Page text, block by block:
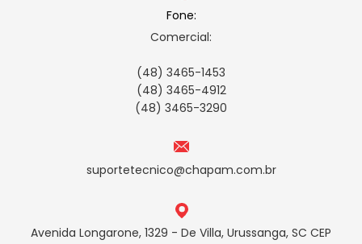
Fone:
Comercial:
(48) 3465-1453
(48) 3465-4912
(48) 3465-3290
suportetecnico@chapam.com.br
Avenida Longarone, 1329 - De Villa, Urussanga, SC CEP